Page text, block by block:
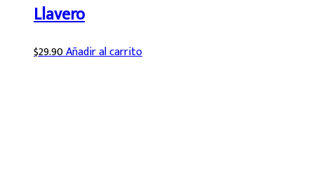
Llavero
$29.90Añadir al carrito